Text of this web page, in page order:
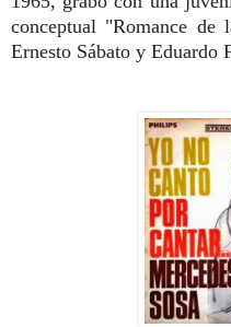
conceptual "Romance
Ernesto Sábato y Eduardo